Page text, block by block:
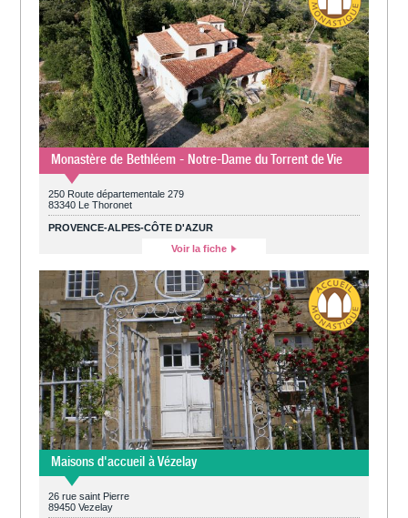
Monastère de Bethléem - Notre-Dame du Torrent de Vie
250 Route départementale 279
83340 Le Thoronet
PROVENCE-ALPES-CÔTE D'AZUR
Voir la fiche
Maisons d'accueil à Vézelay
26 rue saint Pierre
89450 Vezelay